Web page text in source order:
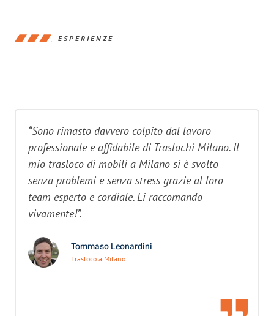
ESPERIENZE
“Sono rimasto davvero colpito dal lavoro
professionale e affidabile di Traslochi Milano. Il
mio trasloco di mobili a Milano si è svolto
senza problemi e senza stress grazie al loro
team esperto e cordiale. Li raccomando
vivamente!”.
Tommaso Leonardini
Trasloco a Milano